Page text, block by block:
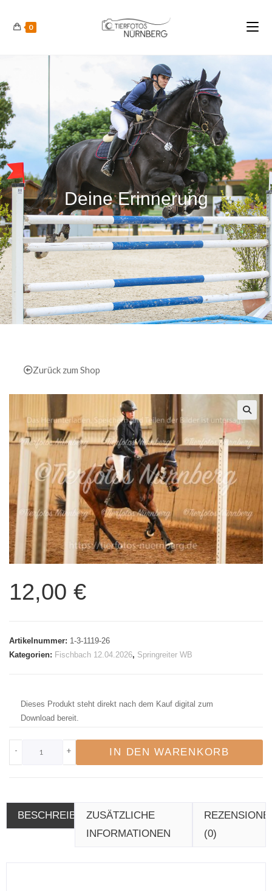
0
Deine Erinnerung
Zurück zum Shop
12,00 €
Artikelnummer: 1-3-1119-26
Kategorien: Fischbach 12.04.2026, Springreiter WB
Dieses Produkt steht direkt nach dem Kauf digital zum
Download bereit.
- + IN DEN WARENKORB
BESCHREIBUNGZUSÄTZLICHE
INFORMATIONEN
(0)